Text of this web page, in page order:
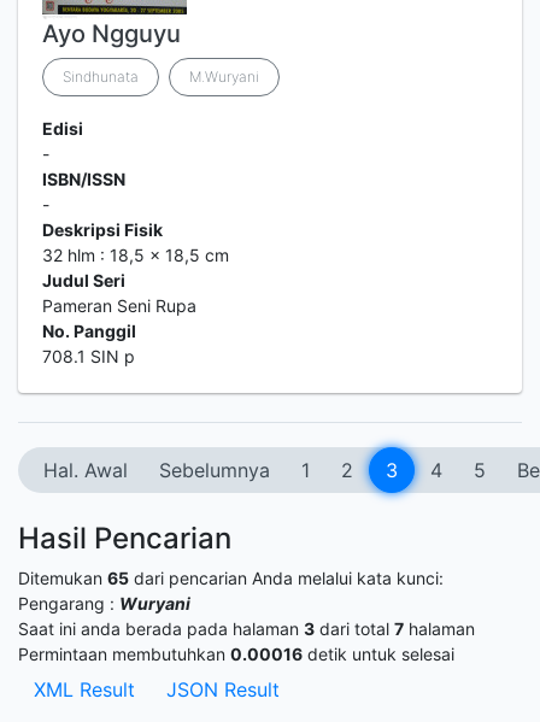
Ayo Ngguyu
Sindhunata M.Wuryani
Edisi
-
ISBN/ISSN
-
Deskripsi Fisik
32 hlm : 18,5 x 18,5 cm
Judul Seri
Pameran Seni Rupa
No. Panggil
708.1 SIN p
Hal. Awal Sebelumnya 1 2 3 4 5
Hasil Pencarian
Ditemukan 65 dari pencarian Anda melalui kata kunci:
Pengarang : Wuryani
Saat ini anda berada pada halaman 3 dari total 7 halaman
Permintaan membutuhkan 0.00016 detik untuk selesai
XML Result JSON Result